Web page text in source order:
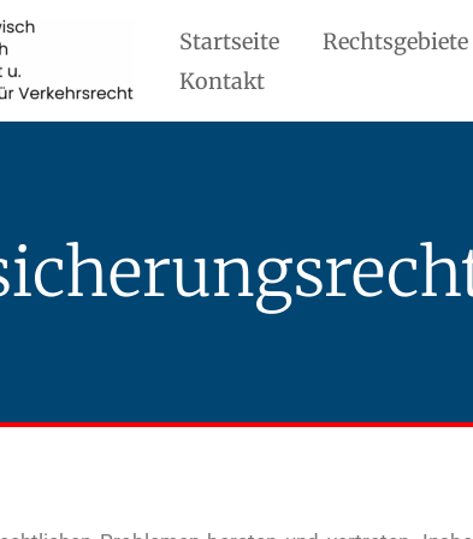
Startseite Rechtsgebiete
Kontakt